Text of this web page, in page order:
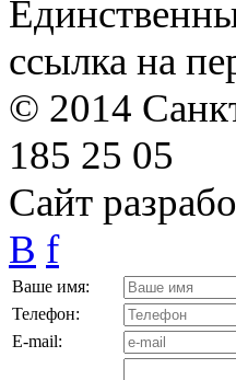
ссылка на
© 2014
185 25 05
Сайт
B f
Ваше имя:
Телефон:
E-mail: